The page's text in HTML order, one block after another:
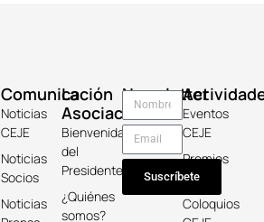
La
Asociación
Bienvenida
del
Presidente
¿Quiénes
somos?
Comunicación
Noticias
CEJE
Noticias
Socios
Noticias
Eventos
CEJE
Premios
Keicho
Coloquios
Newsletter
Suscríbete